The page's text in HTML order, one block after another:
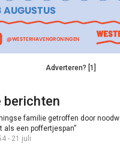
Adverteren? [1]
berichten
familie getroffen door
als een poffertjespan”
- 21 juli